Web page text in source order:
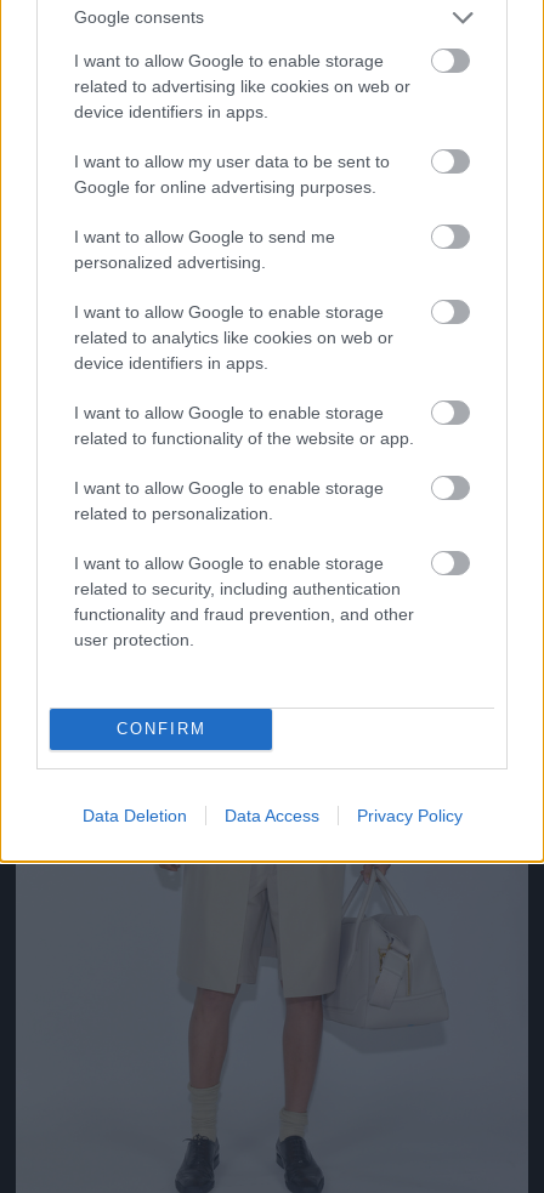
Google consents
I want to allow Google to enable storage
related to advertising like cookies on web or
device identifiers in apps.
I want to allow my user data to be sent to
Google for online advertising purposes.
I want to allow Google to send me
personalized advertising.
I want to allow Google to enable storage
related to analytics like cookies on web or
device identifiers in apps.
I want to allow Google to enable storage
related to functionality of the website or app.
I want to allow Google to enable storage
related to personalization.
I want to allow Google to enable storage
related to security, including authentication
functionality and fraud prevention, and other
user protection.
CONFIRM
Data Deletion Data Access Privacy Policy
Patinszki Misa a Bottega Veneta divatbemutatóján
Fotó: Victor Virgile / Europress / Getty
Jön még kép!